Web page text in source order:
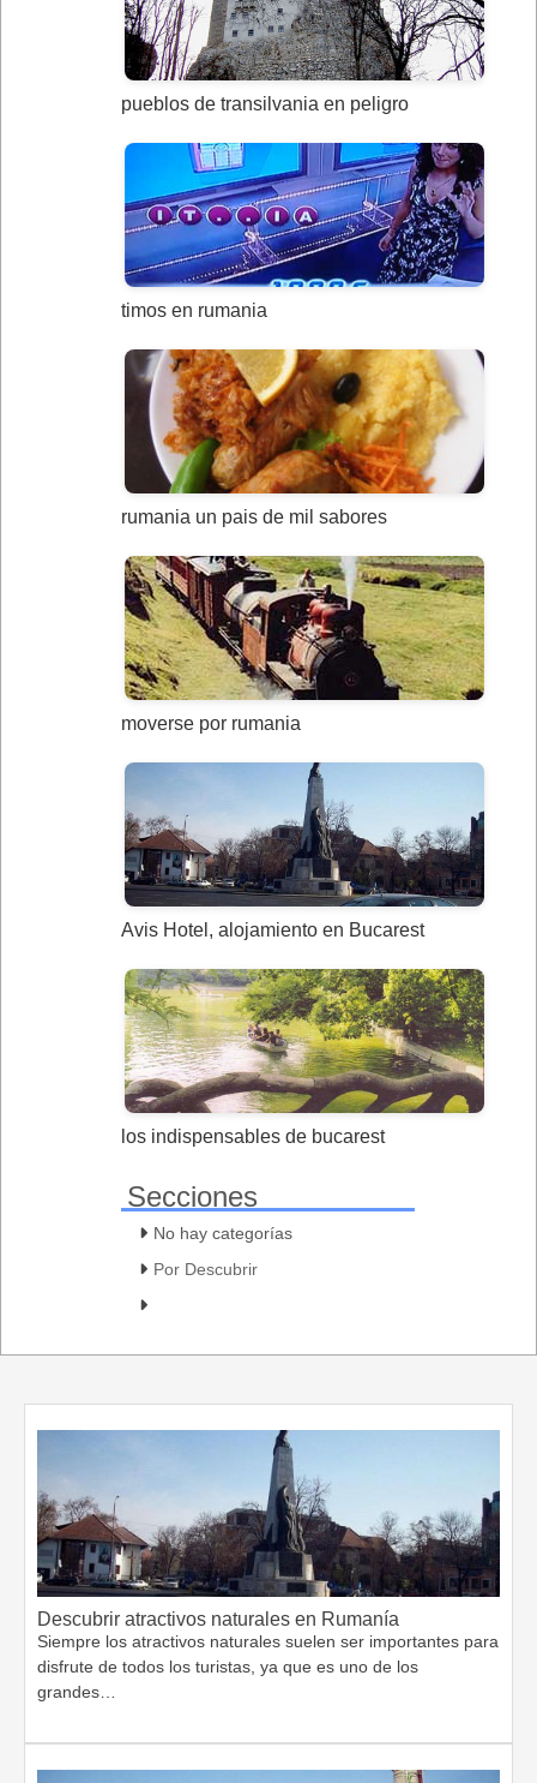
pueblos de transilvania en peligro
timos en rumania
rumania un pais de mil sabores
moverse por rumania
Avis Hotel, alojamiento en Bucarest
los indispensables de bucarest
Secciones
No hay categorías
Por Descubrir
Descubrir atractivos naturales en Rumanía
Siempre los atractivos naturales suelen ser importantes para
disfrute de todos los turistas, ya que es uno de los
grandes…